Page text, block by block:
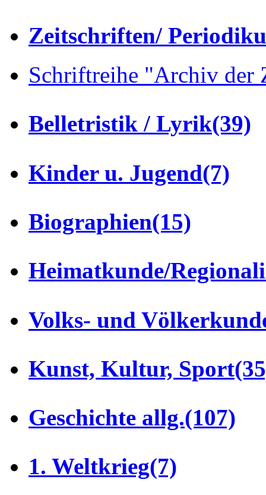
Zeitschriften/
Schriftreihe "Archiv der
Belletristik / Lyrik(39)
Kinder u. Jugend(7)
Biographien(15)
Heimatkunde/
Volks- und
Kunst, Kultur, Sport
Geschichte allg.(107)
1. Weltkrieg(7)